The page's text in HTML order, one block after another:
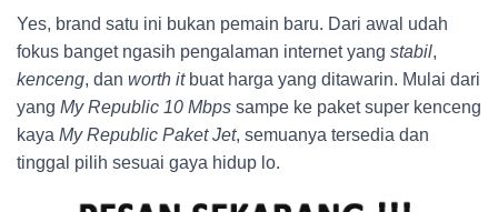
Yes, brand satu ini bukan pemain baru. Dari awal udah
fokus banget ngasih pengalaman internet yang stabil,
kenceng, dan worth itbuat harga yang ditawarin. Mulai dari
yang My Republic 10 Mbps sampe ke paket super kenceng
kaya My Republic Paket Jet, semuanya tersedia dan
tinggal pilih sesuai gaya hidup lo.